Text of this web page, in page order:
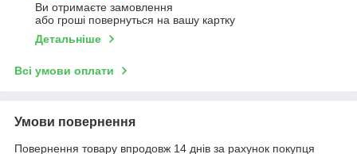
Ви отримаєте замовлення
або гроші повернуться на вашу картку
Детальніше
Всі умови оплати
Умови повернення
Повернення товару впродовж 14 днів за рахунок покупця